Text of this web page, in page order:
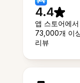
4.4
앱 스토어에서
73,000개 이
리뷰